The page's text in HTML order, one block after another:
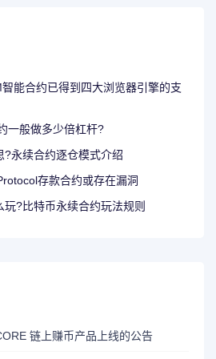
能合约已得到四大浏览器引擎的支
一般做多少倍杠杆?
?永续合约逐仓模式介绍
存款合约或存在漏洞
玩?比特币永续合约玩法规则
链上赚币产品上线的公告